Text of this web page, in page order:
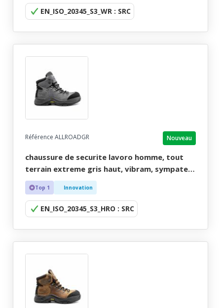
EN_ISO_20345_S3_WR : SRC
Référence ALLROADGR Nouveau
chaussure de securite lavoro homme, tout
terrain extreme gris haut, vibram, sympatex
- ce en iso 20345 s3 hro src - 39/47
Top 1 Innovation
EN_ISO_20345_S3_HRO : SRC